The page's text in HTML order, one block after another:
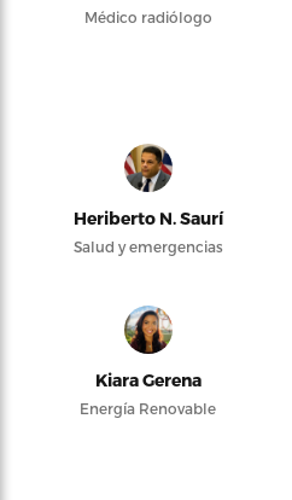
Médico radiólogo
Heriberto N. Saurí
Salud y emergencias
Kiara Gerena
Energía Renovable